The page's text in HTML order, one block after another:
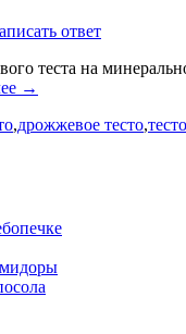
ответ
теста на
→
,дрожжевое тесто,